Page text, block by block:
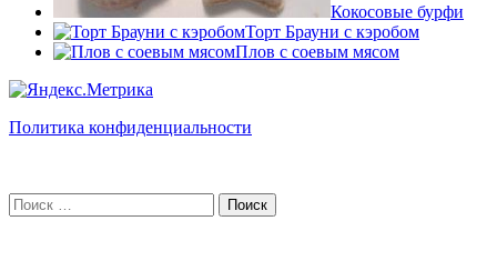
Кокосовые бурфи
Торт Брауни с кэробом
Плов с соевым мясом
Политика конфиденциальности